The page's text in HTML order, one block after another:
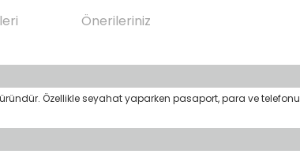
Önerileriniz
Özellikle seyahat yaparken pasaport, para ve